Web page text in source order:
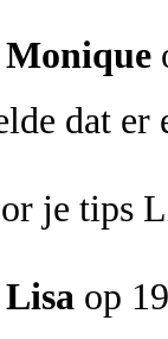
Monique
dat er
je tips
Lisa op